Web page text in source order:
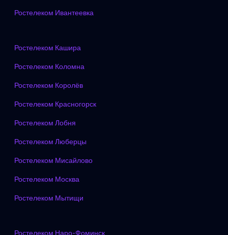
Ростелеком Ивантеевка
Ростелеком Кашира
Ростелеком Коломна
Ростелеком Королёв
Ростелеком Красногорск
Ростелеком Лобня
Ростелеком Люберцы
Ростелеком Мисайлово
Ростелеком Москва
Ростелеком Мытищи
Ростелеком Наро-Фоминск